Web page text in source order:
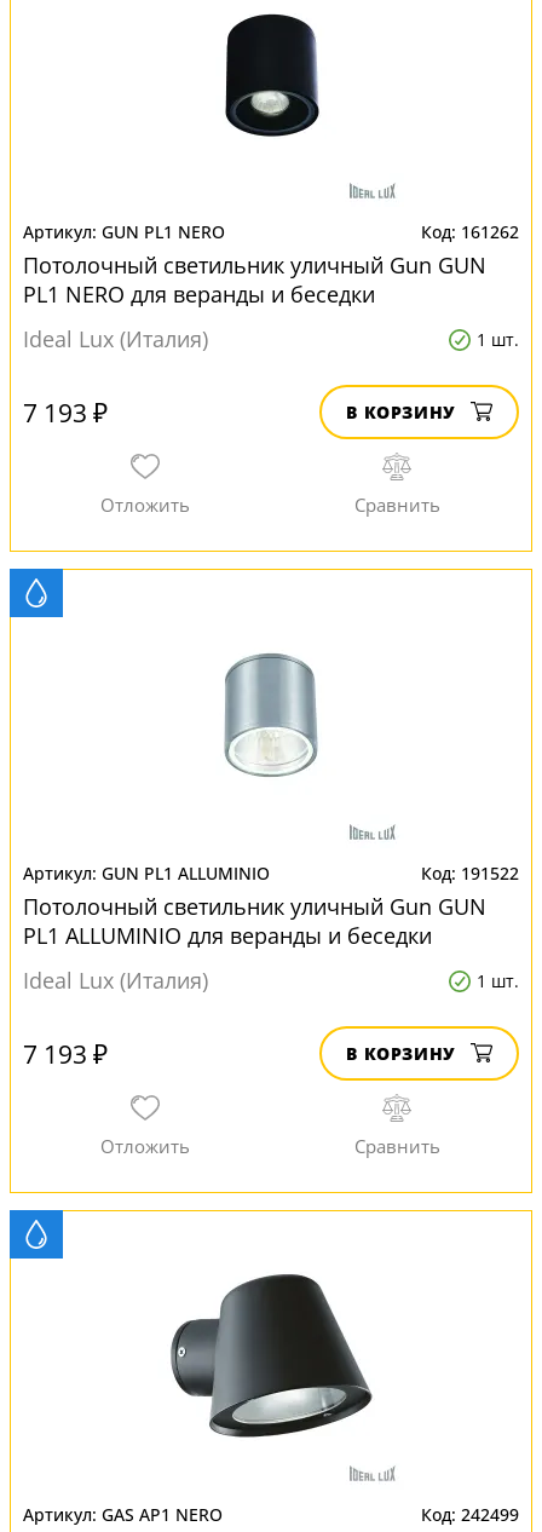
GUN PL1 NERO 161262
Потолочный светильник уличный Gun GUN
PL1 NERO для веранды и беседки
Ideal Lux (Италия)
1 шт.
7 193 ₽ В КОРЗИНУ
GUN PL1 ALLUMINIO 191522
Потолочный светильник уличный Gun GUN
PL1 ALLUMINIO для веранды и беседки
Ideal Lux (Италия)
1 шт.
7 193 ₽ В КОРЗИНУ
GAS AP1 NERO 242499